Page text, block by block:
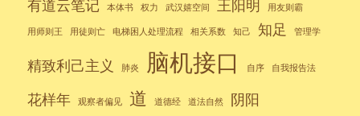
有道云笔记 本体书 权力 武汉嬉空间 王阳明 用友则霸
用师则王 用徒则亡 电梯困人处理流程 相关系数 知己 知足 管理学
精致利己主义 肺炎 脑机接口 自序 自我报告法
花样年 观察者偏见 道 道德经 道法自然 阴阳